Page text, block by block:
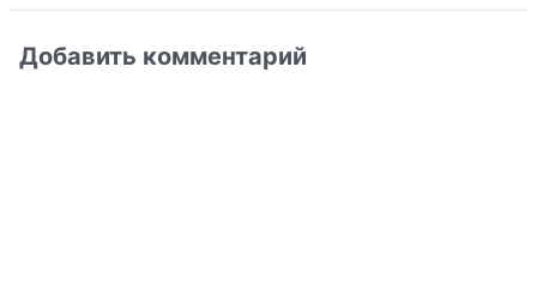
Добавить комментарий